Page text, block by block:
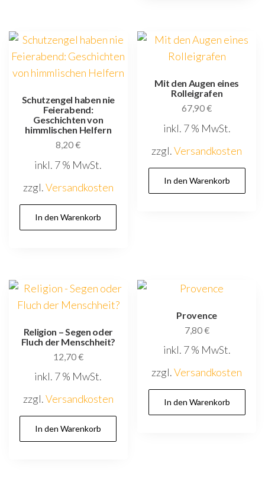
Schutzengel haben nie
Feierabend:
Geschichten von
himmlischen Helfern
8,20€
inkl. 7 % MwSt.
zzgl.Versandkosten
In den Warenkorb
Mit den Augen eines
Rolleigrafen
67,90€
inkl. 7 % MwSt.
zzgl.Versandkosten
In den Warenkorb
Religion – Segen oder
Fluch der Menschheit?
12,70€
inkl. 7 % MwSt.
zzgl.Versandkosten
In den Warenkorb
Provence
7,80€
inkl. 7 % MwSt.
zzgl.Versandkosten
In den Warenkorb